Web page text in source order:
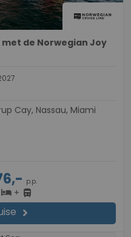
de Norwegian Joy
Cay, Nassau, Miami
p.p.
hotel+ directions_bus
chevron_right